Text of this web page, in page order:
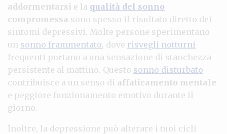
addormentarsi e la qualità del sonno
compromessa sono spesso il risultato diretto dei
sintomi depressivi. Molte persone sperimentano
un sonno frammentato, dove risvegli notturni
frequenti portano a una sensazione di stanchezza
persistente al mattino. Questo sonno disturbato
contribuisce a un senso di affaticamento mentale
e peggiore funzionamento emotivo durante il
giorno.
Inoltre, la depressione può alterare i tuoi cicli